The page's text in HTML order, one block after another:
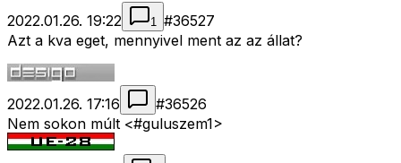
2022.01.26. 19:22 1 #36527
Azt a kva eget, mennyivel ment az az állat?
2022.01.26. 17:16 #36526
Nem sokon múlt <#guluszem1>